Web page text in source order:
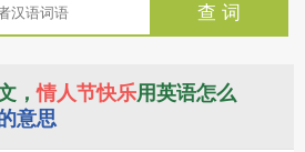
查 词
，情人节快乐用英语怎么
意思